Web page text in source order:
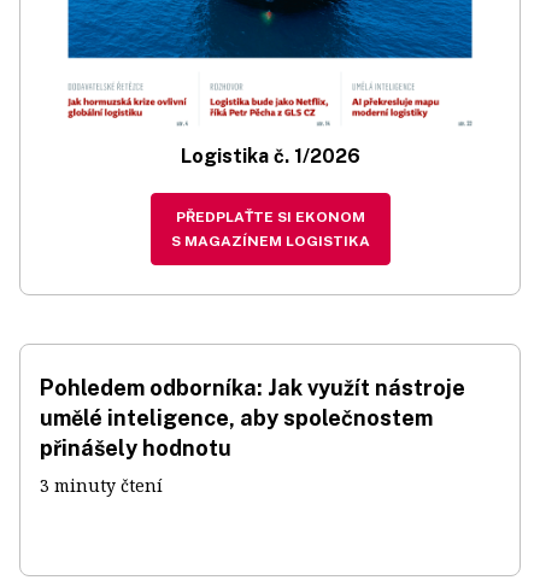
Logistika č. 1/2026
PŘEDPLAŤTE SI EKONOM
S MAGAZÍNEM LOGISTIKA
Pohledem odborníka: Jak využít nástroje
umělé inteligence, aby společnostem
přinášely hodnotu
3 minuty čtení